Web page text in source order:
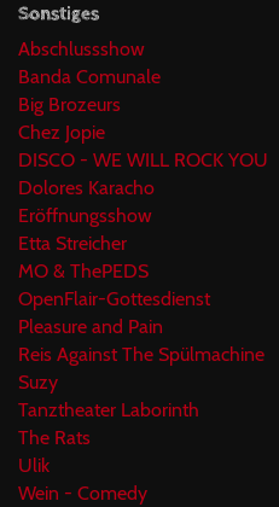
Sonstiges
Abschlussshow
Banda Comunale
Big Brozeurs
Chez Jopie
DISCO - WE WILL ROCK YOU
Dolores Karacho
Eröffnungsshow
Etta Streicher
MO & ThePEDS
OpenFlair-Gottesdienst
Pleasure and Pain
Reis Against The Spülmachine
Suzy
Tanztheater Laborinth
The Rats
Ulik
Wein - Comedy